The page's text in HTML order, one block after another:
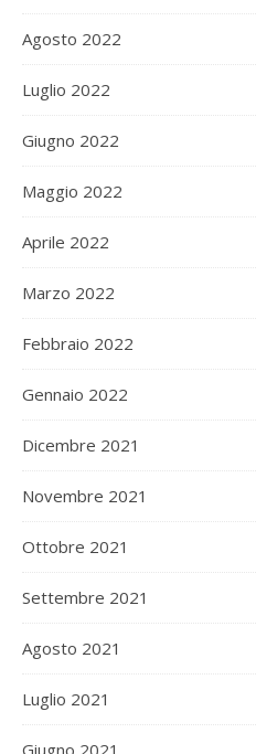
Agosto 2022
Luglio 2022
Giugno 2022
Maggio 2022
Aprile 2022
Marzo 2022
Febbraio 2022
Gennaio 2022
Dicembre 2021
Novembre 2021
Ottobre 2021
Settembre 2021
Agosto 2021
Luglio 2021
Giugno 2021